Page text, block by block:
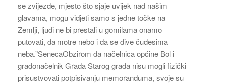
se zvijezde, mjesto što sjaje uvijek nad našim
glavama, mogu vidjeti samo s jedne točke na
Zemlji, ljudi ne bi prestali u gomilama onamo
putovati, da motre nebo i da se dive čudesima
neba.”SenecaObzirom da načelnica općine Bol i
gradonačelnik Grada Starog grada nisu mogli fizički
prisustvovati potpisivanju memoranduma, svoje su